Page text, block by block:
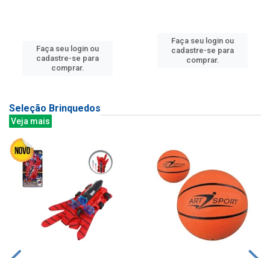
Faça seu login ou
cadastre-se para
comprar.
Faça seu login ou
cadastre-se para
comprar.
Seleção Brinquedos
Veja mais